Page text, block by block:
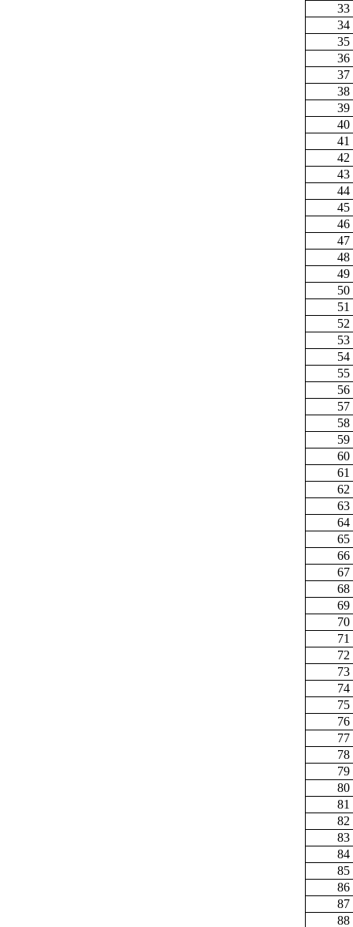
33
34
35
36
37
38
39
40
41
42
43
44
45
46
47
48
49
50
51
52
53
54
55
56
57
58
59
60
61
62
63
64
65
66
67
68
69
70
71
72
73
74
75
76
77
78
79
80
81
82
83
84
85
86
87
88